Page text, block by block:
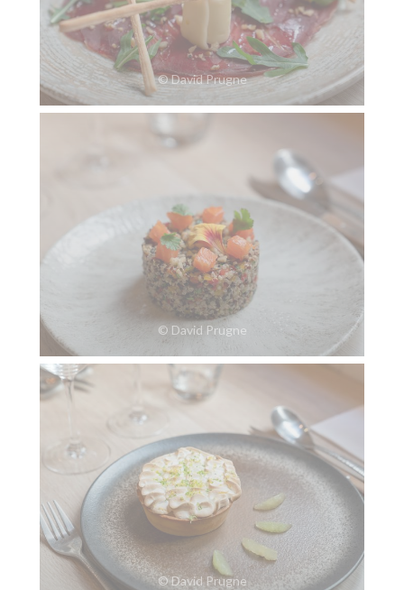
© David Prugne
© David Prugne
© David Prugne